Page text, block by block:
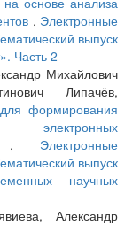
, Электронные
выпуск
Часть 2
Михайлович
Липачёв,
формирования
электронных
, Электронные
выпуск
научных
Александр